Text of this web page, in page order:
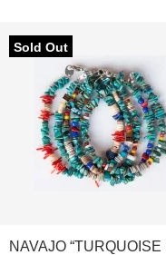
Sold Out
NAVAJO “TURQUOISE